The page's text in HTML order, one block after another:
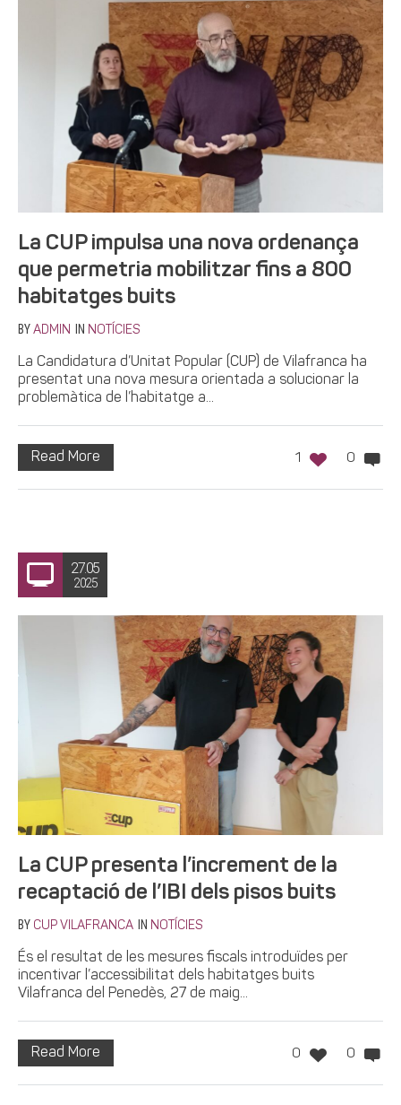
La CUP impulsa una nova ordenança
que permetria mobilitzar fins a 800
habitatges buits
BY ADMIN IN NOTÍCIES
La Candidatura d’Unitat Popular (CUP) de Vilafranca ha
presentat una nova mesura orientada a solucionar la
problemàtica de l’habitatge a...
1 0
Read More
27.05
2025
La CUP presenta l’increment de la
recaptació de l’IBI dels pisos buits
BY CUP VILAFRANCA IN NOTÍCIES
És el resultat de les mesures fiscals introduïdes per
incentivar l’accessibilitat dels habitatges buits
Vilafranca del Penedès, 27 de maig...
0 0
Read More